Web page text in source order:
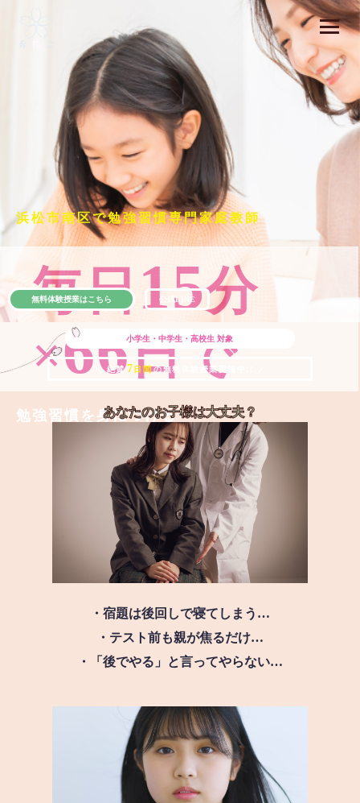
浜松市南区で勉強習慣専門家庭教師
毎日15分
×66日で
勉強習慣を身につける
小学生・中学生・高校生 対象
＼ 絶賛 7 日間の無料体験授業実施中!! ／
無料体験授業はこちら 公式LINE
あなたのお子様は大丈夫？
・宿題は後回しで寝てしまう…
・テスト前も親が焦るだけ…
・「後でやる」と言ってやらない…